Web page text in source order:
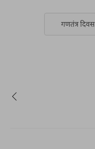
गणतंत्र दिवस